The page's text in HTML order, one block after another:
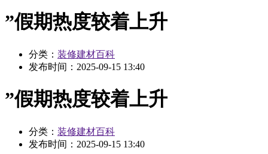
”假期热度较着上升
分类： 装修建材百科
发布时间： 2025-09-15 13:40
”假期热度较着上升
分类： 装修建材百科
发布时间： 2025-09-15 13:40